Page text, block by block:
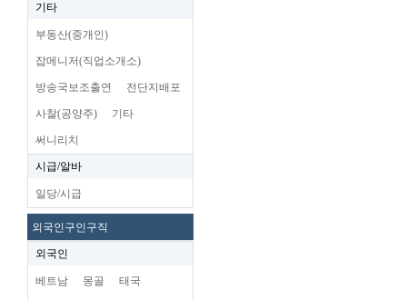
기타
부동산(중개인)
잡메니저(직업소개소)
방송국보조출연 전단지배포
사찰(공양주) 기타
써니리치
시급/알바
일당/시급
외국인구인구직
외국인
베트남 몽골 태국